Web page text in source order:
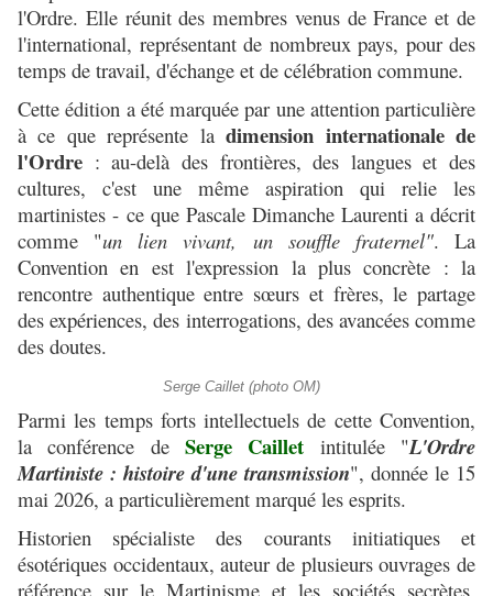
l'Ordre. Elle réunit des membres venus de France et de
l'international, représentant de nombreux pays, pour des
temps de travail, d'échange et de célébration commune.
Cette édition a été marquée par une attention particulière
à ce que représente ladimension internationale de
l'Ordre : au-delà des frontières, des langues et des
cultures, c'est une même aspiration qui relie les
martinistes - ce que Pascale Dimanche Laurenti a décrit
comme "un lien vivant, un souffle fraternel". La
Convention en est l'expression la plus concrète : la
rencontre authentique entre sœurs et frères, le partage
des expériences, des interrogations, des avancées comme
des doutes.
Serge Caillet (photo OM)
Parmi les temps forts intellectuels de cette Convention,
la conférence de Serge Caillet intitulée "L'Ordre
Martiniste : histoire d'une transmission", donnée le 15
mai 2026, a particulièrement marqué les esprits.
Historien spécialiste des courants initiatiques et
ésotériques occidentaux, auteur de plusieurs ouvrages de
référence sur le Martinisme et les sociétés secrètes,